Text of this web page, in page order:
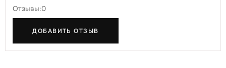
Отзывы:0
ДОБАВИТЬ ОТЗЫВ